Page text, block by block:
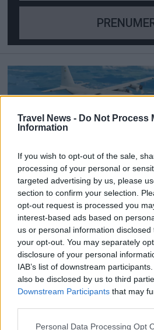
Travel News - Do Not Process
Information
If you wish to opt-out of the sale,
processing of your personal or
targeted advertising by us, please
section to confirm your selection.
opt-out request is processed you
interest-based ads based on
us or personal information
your opt-out. You may separately
disclosure of your personal
IAB’s list of downstream
also be disclosed by us to third
Downstream Participants that may
Personal Data Processing Opt
KARRIÄR
Travel
inriktning mot
personresor
Vill du ta nästa steg i
bidra till ett säkrare
kompetens och förmåga